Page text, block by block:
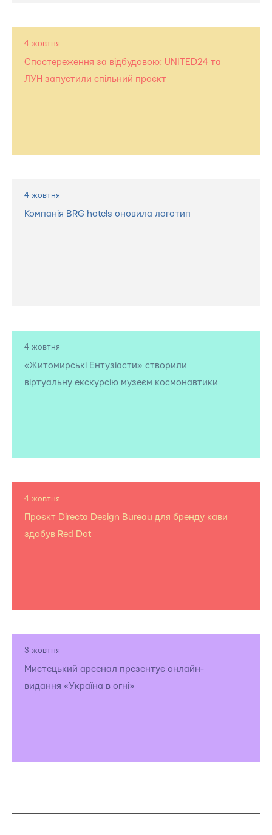
4 жовтня
Спостереження за відбудовою: UNITED24 та
ЛУН запустили спільний проєкт
4 жовтня
Компанія BRG hotels оновила логотип
4 жовтня
«Житомирські Ентузіасти» створили
віртуальну екскурсію музеєм космонавтики
4 жовтня
Проєкт Directa Design Bureau для бренду кави
здобув Red Dot
3 жовтня
Мистецький арсенал презентує онлайн-
видання «Україна в огні»